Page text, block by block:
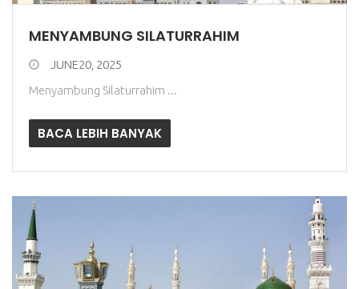
MENYAMBUNG SILATURRAHIM
JUNE20, 2025
Menyambung Silaturrahim ...
BACA LEBIH BANYAK